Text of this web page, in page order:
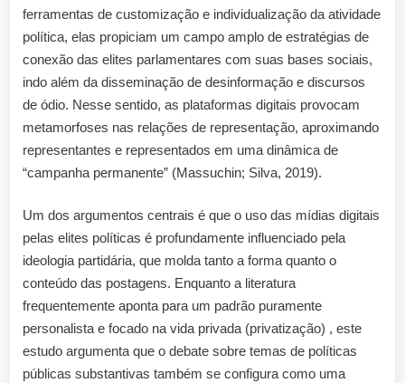
Instagram
ferramentas de customização e individualização da atividade
política, elas propiciam um campo amplo de estratégias de
conexão das elites parlamentares com suas bases sociais,
indo além da disseminação de desinformação e discursos
de ódio. Nesse sentido, as plataformas digitais provocam
metamorfoses nas relações de representação, aproximando
representantes e representados em uma dinâmica de
“campanha permanente” (Massuchin; Silva, 2019).
Um dos argumentos centrais é que o uso das mídias digitais
pelas elites políticas é profundamente influenciado pela
ideologia partidária, que molda tanto a forma quanto o
conteúdo das postagens. Enquanto a literatura
frequentemente aponta para um padrão puramente
personalista e focado na vida privada (privatização) , este
estudo argumenta que o debate sobre temas de políticas
públicas substantivas também se configura como uma